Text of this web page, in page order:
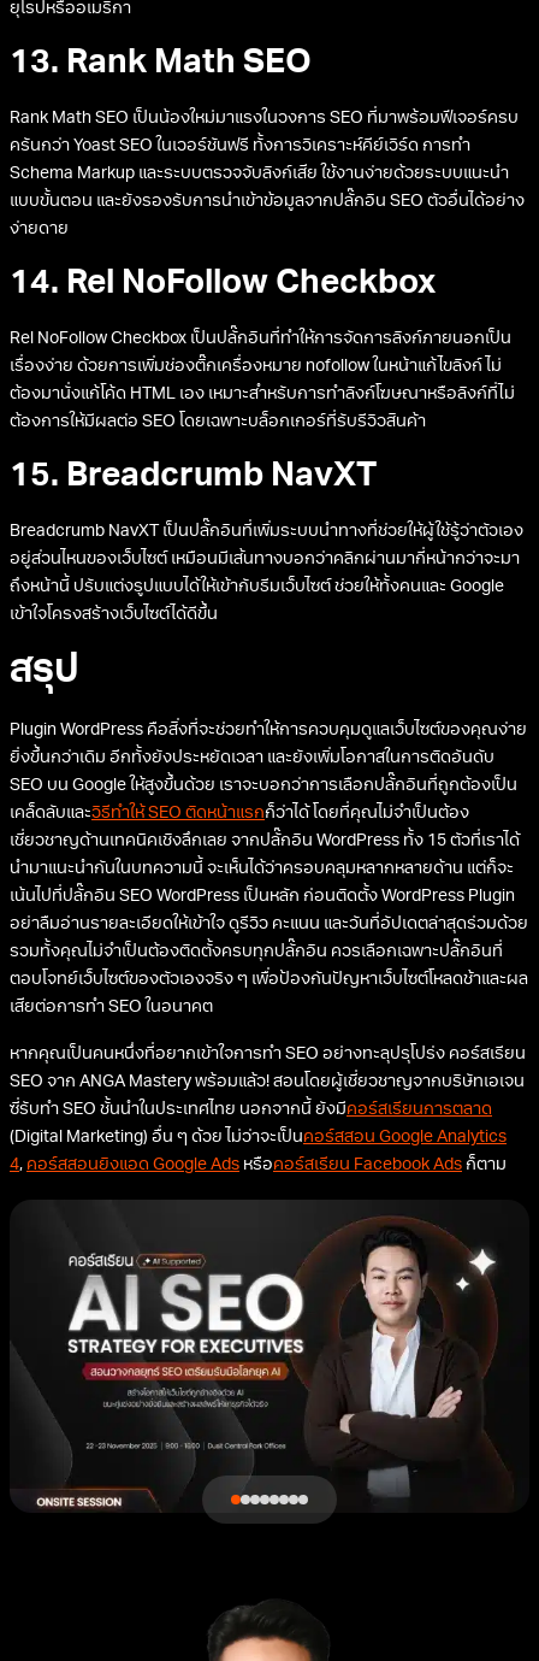
ยุโรปหรืออเมริกา
13. Rank Math SEO
Rank Math SEO เป็นน้องใหม่มาแรงในวงการ SEO ที่มาพร้อมฟีเจอร์ครบ
ครันกว่า Yoast SEO ในเวอร์ชันฟรี ทั้งการวิเคราะห์คีย์เวิร์ด การทำ
Schema Markup และระบบตรวจจับลิงก์เสีย ใช้งานง่ายด้วยระบบแนะนำ
แบบขั้นตอน และยังรองรับการนำเข้าข้อมูลจากปลั๊กอิน SEO ตัวอื่นได้อย่าง
ง่ายดาย
14. Rel NoFollow Checkbox
Rel NoFollow Checkbox เป็นปลั๊กอินที่ทำให้การจัดการลิงก์ภายนอกเป็น
เรื่องง่าย ด้วยการเพิ่มช่องติ๊กเครื่องหมาย nofollow ในหน้าแก้ไขลิงก์ ไม่
ต้องมานั่งแก้โค้ด HTML เอง เหมาะสำหรับการทำลิงก์โฆษณาหรือลิงก์ที่ไม่
ต้องการให้มีผลต่อ SEO โดยเฉพาะบล็อกเกอร์ที่รับรีวิวสินค้า
15. Breadcrumb NavXT
Breadcrumb NavXT เป็นปลั๊กอินที่เพิ่มระบบนำทางที่ช่วยให้ผู้ใช้รู้ว่าตัวเอง
อยู่ส่วนไหนของเว็บไซต์ เหมือนมีเส้นทางบอกว่าคลิกผ่านมากี่หน้ากว่าจะมา
ถึงหน้านี้ ปรับแต่งรูปแบบได้ให้เข้ากับธีมเว็บไซต์ ช่วยให้ทั้งคนและ Google
เข้าใจโครงสร้างเว็บไซต์ได้ดีขึ้น
สรุป
Plugin WordPress คือสิ่งที่จะช่วยทำให้การควบคุมดูแลเว็บไซต์ของคุณง่าย
ยิ่งขึ้นกว่าเดิม อีกทั้งยังประหยัดเวลา และยังเพิ่มโอกาสในการติดอันดับ
SEO บน Google ให้สูงขึ้นด้วย เราจะบอกว่าการเลือกปลั๊กอินที่ถูกต้องเป็น
เคล็ดลับและวิธีทำให้ SEO ติดหน้าแรกก็ว่าได้ โดยที่คุณไม่จำเป็นต้อง
เชี่ยวชาญด้านเทคนิคเชิงลึกเลย จากปลั๊กอิน WordPress ทั้ง 15 ตัวที่เราได้
นำมาแนะนำกันในบทความนี้ จะเห็นได้ว่าครอบคลุมหลากหลายด้าน แต่ก็จะ
เน้นไปที่ปลั๊กอิน SEO WordPress เป็นหลัก ก่อนติดตั้ง WordPress Plugin
อย่าลืมอ่านรายละเอียดให้เข้าใจ ดูรีวิว คะแนน และวันที่อัปเดตล่าสุดร่วมด้วย
รวมทั้งคุณไม่จำเป็นต้องติดตั้งครบทุกปลั๊กอิน ควรเลือกเฉพาะปลั๊กอินที่
ตอบโจทย์เว็บไซต์ของตัวเองจริง ๆ เพื่อป้องกันปัญหาเว็บไซต์โหลดช้าและผล
เสียต่อการทำ SEO ในอนาคต
หากคุณเป็นคนหนึ่งที่อยากเข้าใจการทำ SEO อย่างทะลุปรุโปร่ง คอร์สเรียน
SEO จาก ANGA Mastery พร้อมแล้ว! สอนโดยผู้เชี่ยวชาญจากบริษัทเอเจน
ซี่รับทำ SEO ชั้นนำในประเทศไทย นอกจากนี้ ยังมีคอร์สเรียนการตลาด
(Digital Marketing) อื่น ๆ ด้วย ไม่ว่าจะเป็นคอร์สสอน Google Analytics
4, คอร์สสอนยิงแอด Google Ads หรือคอร์สเรียน Facebook Ads ก็ตาม